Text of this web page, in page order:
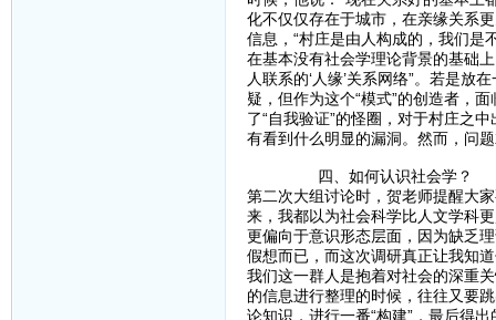
化不仅仅存在于城市，在亲缘关系
信息，“村庄是由人构成的，我们是
在基本没有社会学理论背景的基础
人联系的‘人缘’关系网络”。若是放
疑，但作为这个“模式”的创造者，
了“自我验证”的怪圈，对于村庄之
有看到什么明显的漏洞。然而，问
四、如何认识社会学？
第二次大组讨论时，贺老师提醒大
来，我都以为社会科学比人文学科
更偏向于意识形态层面，因为缺乏
假想而已，而这次调研真正让我知
我们这一群人是抱着对社会的深重
的信息进行整理的时候，往往又要
论知识，进行一番“构建”，最后得